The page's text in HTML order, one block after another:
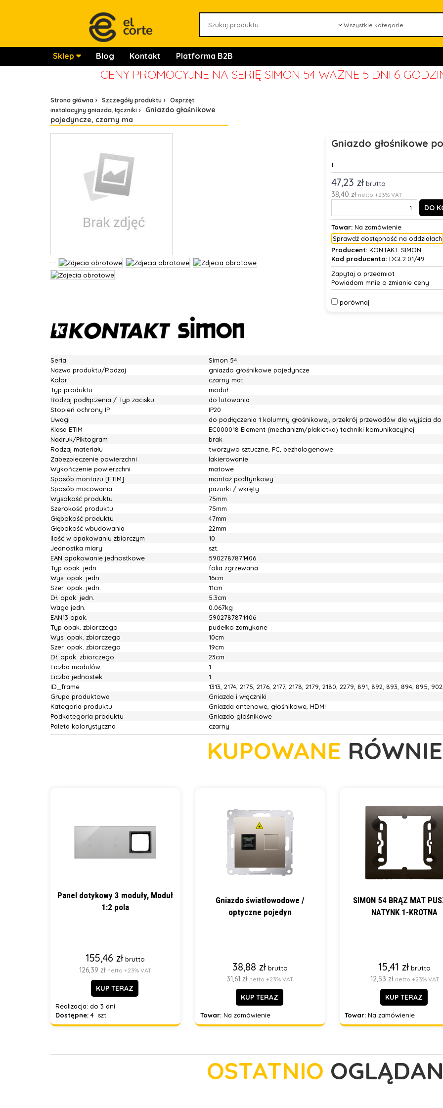
Sklep Blog Kontakt Platforma B2B
CENY PROMOCYJNE NA SERIĘ SIMON 54 WAŻNE 5 DNI 6
Strona główna Szczegóły produktu
Osprzęt
instalacyjny gniazda, łączniki
Gniazdo głośnikowe
pojedyncze, czarny ma
Gniazdo głośnikowe
t
47,23 zł brutto
38,40 zł netto +23% VAT
Towar: Na zamówienie
Sprawdź dostępność na oddziałach
Producent: KONTAKT-SIMON
Kod producenta: DGL2.01/49
Zapytaj o przedmiot
Powiadom mnie o zmianie ceny
porównaj
Seria
Simon 54
Nazwa produktu/Rodzaj
gniazdo głośnikowe pojedyncze
Kolor
czarny mat
Typ produktu
moduł
Rodzaj podłączenia / Typ zacisku
do lutowania
Stopień ochrony IP
IP20
Uwagi
do podłączenia 1 kolumny głośnikowej, przekrój przewodów dla wyjścia do
Klasa ETIM
EC000018 Element (mechanizm/plakietka) techniki komunikacyjnej
Nadruk/Piktogram
brak
Rodzaj materiału
tworzywo sztuczne, PC, bezhalogenowe
Zabezpieczenie powierzchni
lakierowanie
Wykończenie powierzchni
matowe
Sposób montażu [ETIM]
montaż podtynkowy
Sposób mocowania
pazurki / wkręty
Wysokość produktu
75mm
Szerokość produktu
75mm
Głębokość produktu
47mm
Głębokość wbudowania
22mm
Ilość w opakowaniu zbiorczym
10
Jednostka miary
szt.
EAN opakowanie jednostkowe
5902787871406
Typ opak. jedn.
folia zgrzewana
Wys. opak. jedn.
16cm
Szer. opak. jedn.
11cm
Dł. opak. jedn.
5.3cm
Waga jedn.
0.067kg
EAN13 opak.
5902787871406
Typ opak. zbiorczego
pudełko zamykane
Wys. opak. zbiorczego
10cm
Szer. opak. zbiorczego
19cm
Dł. opak. zbiorczego
23cm
Liczba modulów
1
Liczba jednostek
1
ID_frame
1313, 2174, 2175, 2176, 2177, 2178, 2179, 2180, 2279, 891, 892, 893, 894, 895,
Grupa produktowa
Gniazda i włączniki
Kategoria produktu
Gniazda antenowe, głośnikowe, HDMI
Podkategoria produktu
Gniazdo głośnikowe
Paleta kolorystyczna
czarny
KUPOWANE
Panel dotykowy 3 moduły, Moduł
1:2 pola
155,46 zł brutto
126,39 zł netto +23% VAT
KUP TERAZ
Realizacja: do 3 dni
Dostępne:4 szt
Gniazdo światłowodowe /
optyczne pojedyn
38,88 zł brutto
31,61 zł netto +23% VAT
KUP TERAZ
Towar:Na zamówienie
SIMON 54 BRĄZ MAT
NATYNK 1-KROTNA
15,41 zł brutto
12,53 zł netto +23% VAT
KUP TERAZ
Towar: Na zamówienie
OSTATNIO